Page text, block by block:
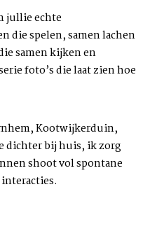
jullie echte
die spelen, samen lachen
samen kijken en
foto’s die laat zien hoe
Kootwijkerduin,
dichter bij huis, ik zorg
shoot vol spontane